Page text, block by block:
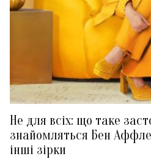
Не для всіх: що таке
знайомляться Бен
інші зірки